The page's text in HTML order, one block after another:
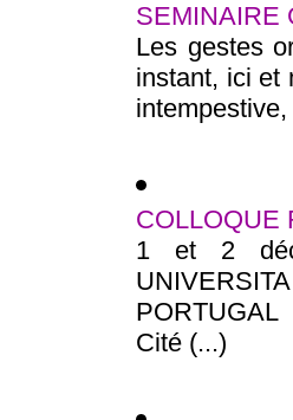
SEMINAIRE
Les gestes
instant, ici et
COLLOQUE
1 et 2
Cité (...)